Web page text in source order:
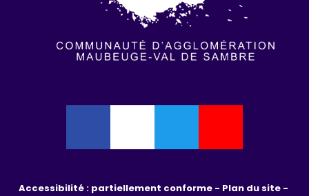
Accessibilité : partiellement conforme -